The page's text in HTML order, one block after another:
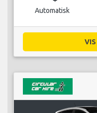
Automatisk
VIS